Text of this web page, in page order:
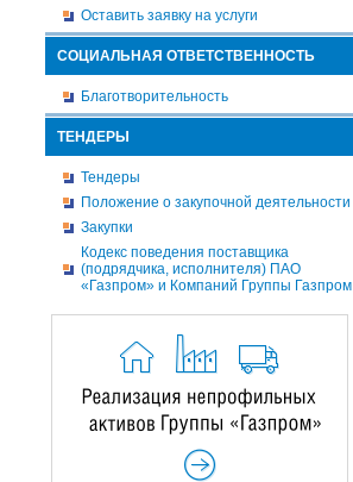
Оставить заявку на услуги
СОЦИАЛЬНАЯ ОТВЕТСТВЕННОСТЬ
Благотворительность
ТЕНДЕРЫ
Тендеры
Положение о закупочной деятельности
Закупки
Кодекс поведения поставщика
(подрядчика, исполнителя) ПАО
«Газпром» и Компаний Группы Газпром